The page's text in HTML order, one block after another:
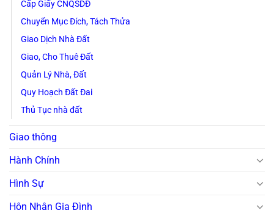
Cấp Giấy CNQSDĐ
Chuyển Mục Đích, Tách Thửa
Giao Dịch Nhà Đất
Giao, Cho Thuê Đất
Quản Lý Nhà, Đất
Quy Hoạch Đất Đai
Thủ Tục nhà đất
Giao thông
Hành Chính
Hình Sự
Hôn Nhân Gia Đình